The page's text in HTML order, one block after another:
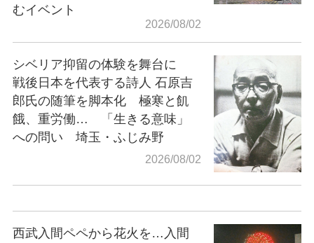
むイベント
2026/08/02
シベリア抑留の体験を舞台に
戦後日本を代表する詩人 石原吉
郎氏の随筆を脚本化 極寒と飢
餓、重労働… 「生きる意味」
への問い 埼玉・ふじみ野
2026/08/02
西武入間ペペから花火を…入間